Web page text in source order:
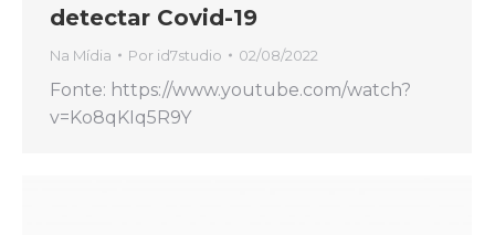
detectar Covid-19
Na Mídia Por id7studio 02/08/2022
Fonte: https://www.youtube.com/watch?
v=Ko8qKIq5R9Y